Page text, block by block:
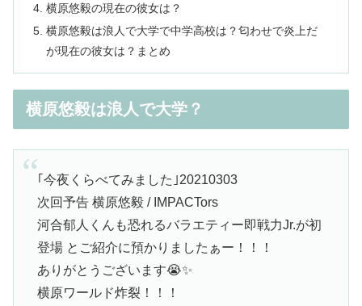
横原悠毅の現在の彼女は？
横原悠毅は浪人で大学で中学高校は？匂わせで炎上だ
が現在の彼女は？まとめ
横原悠毅は浪人で大学？
｢今夜くらべてみました｣20210303
次回予告 横原悠毅 / IMPACTors
河合郁人くんも恐れるバラエティー即戦力Jr.が初
登場 とご紹介に預かりましたぁー！！！
ありがとうございます😭✨
横原ワールド炸裂！！！